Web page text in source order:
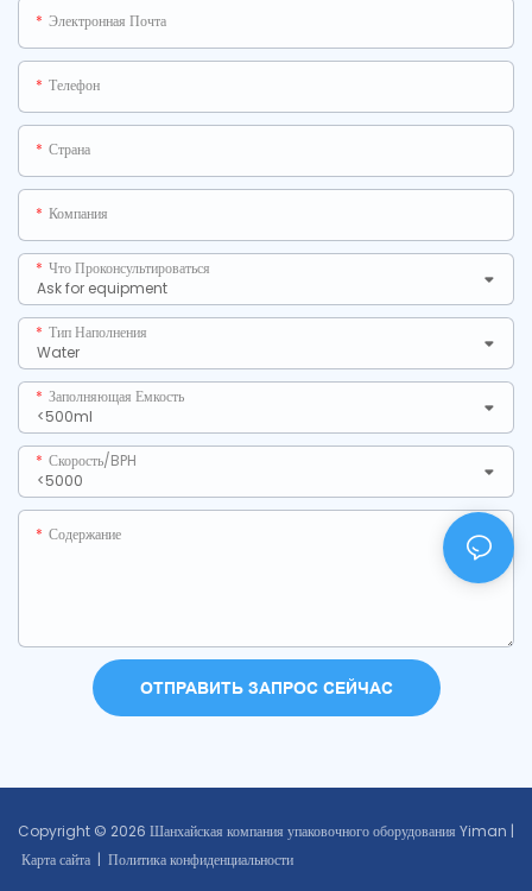
Электронная Почта
Телефон
Страна
Компания
Что Проконсультироваться
Тип Наполнения
Заполняющая Емкость
Скорость/BPH
Содержание
ОТПРАВИТЬ ЗАПРОС СЕЙЧАС
Copyright © 2026 Шанхайская компания упаковочного оборудования Yiman |
Карта сайта | Политика конфиденциальности